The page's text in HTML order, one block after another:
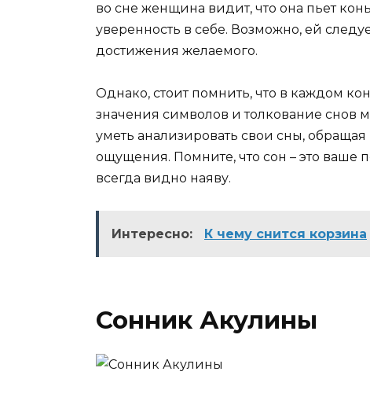
во сне женщина видит, что она пьет
уверенность в себе. Возможно, ей
достижения желаемого.
Однако, стоит помнить, что в каждом
значения символов и толкование снов
уметь анализировать свои сны,
ощущения. Помните, что сон – это ваше
всегда видно наяву.
Интересно: К чему снится корзина
Сонник Акулины